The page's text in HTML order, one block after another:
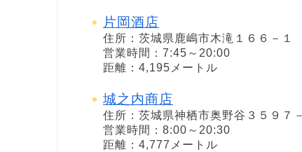
片岡酒店
住所：茨城県鹿嶋市木滝１６６－１
営業時間：7:45～20:00
距離：4,195メートル
城之内商店
住所：茨城県神栖市奥野谷３５９７
営業時間：8:00～20:30
距離：4,777メートル